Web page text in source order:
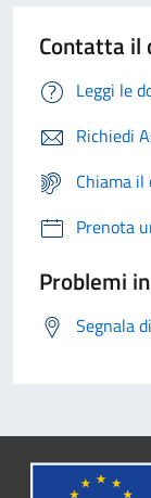
Contatta il
Leggi le
Richiedi
Chiama
Prenota
Problemi
Segnala